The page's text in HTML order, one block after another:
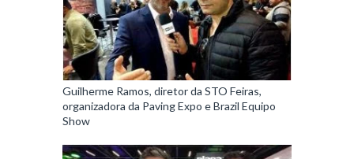
Guilherme Ramos, diretor da STO Feiras,
organizadora da Paving Expo e Brazil Equipo
Show